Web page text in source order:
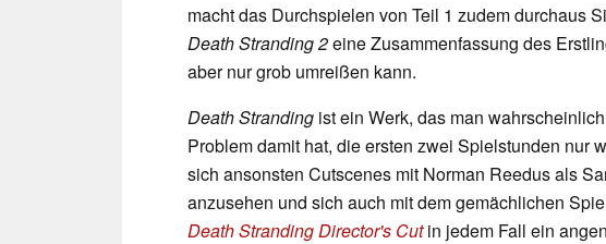
macht das Durchspielen von Teil 1 zudem durchaus
Death Stranding 2eine Zusammenfassung des
aber nur grob umreißen kann.
Death Stranding ist ein Werk, das man
Problem damit hat, die ersten zwei Spielstunden nur
sich ansonsten Cutscenes mit Norman Reedus als
anzusehen und sich auch mit dem gemächlichen
Death Stranding Director's Cutin jedem Fall ein